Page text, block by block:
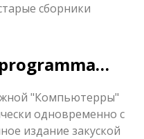
сборники
"Компьютерры"
одновременно с
издание закуской